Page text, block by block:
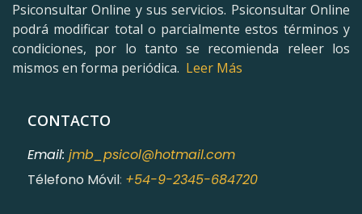
Psiconsultar Online y sus servicios. Psiconsultar Online
podrá modificar total o parcialmente estos términos y
condiciones, por lo tanto se recomienda releer los
mismos en forma periódica. Leer Más
CONTACTO
Email: jmb_psicol@hotmail.com
Télefono Móvil: +54-9-2345-684720